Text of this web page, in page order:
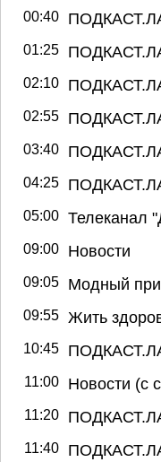
00:40
01:25
02:10
02:55
03:40
04:25
05:00 Телеканал
09:00 Новости
09:05 Модный
09:55 Жить
10:45
11:00 Новости (с
11:20
11:40